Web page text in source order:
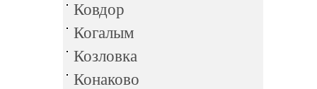
Ковдор
Когалым
Козловка
Конаково